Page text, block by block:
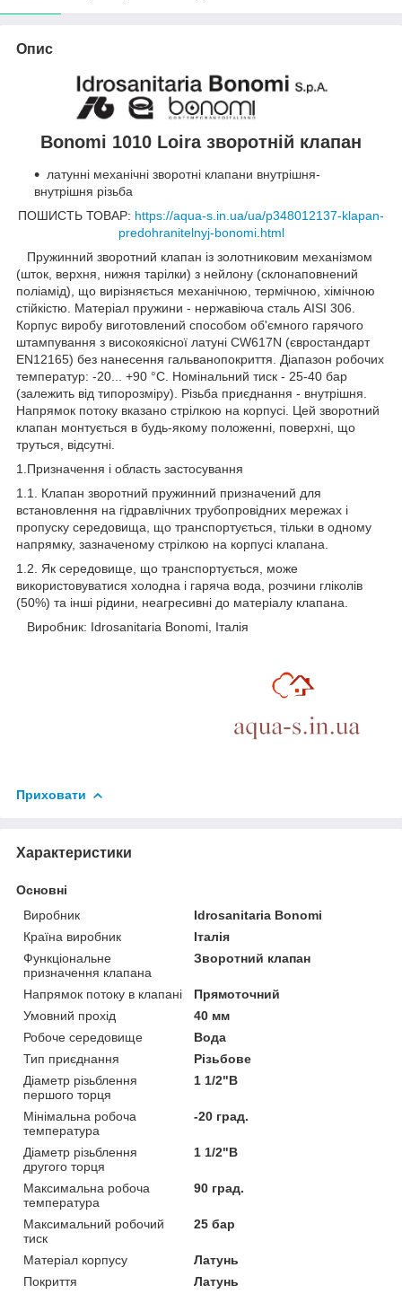
Опис
Bonomi 1010 Loira зворотній клапан
латунні механічні зворотні клапани внутрішня-
внутрішня різьба
ПОШИСТЬ ТОВАР: https://aqua-s.in.ua/ua/p348012137-klapan-
predohranitelnyj-bonomi.html
Пружинний зворотний клапан із золотниковим механізмом
(шток, верхня, нижня тарілки) з нейлону (склонаповнений
поліамід), що вирізняється механічною, термічною, хімічною
стійкістю. Матеріал пружини - нержавіюча сталь AISI 306.
Корпус виробу виготовлений способом об'ємного гарячого
штампування з високоякісної латуні CW617N (євростандарт
EN12165) без нанесення гальванопокриття. Діапазон робочих
температур: -20... +90 °С. Номінальний тиск - 25-40 бар
(залежить від типорозміру). Різьба приєднання - внутрішня.
Напрямок потоку вказано стрілкою на корпусі. Цей зворотний
клапан монтується в будь-якому положенні, поверхні, що
труться, відсутні.
1.Призначення і область застосування
1.1. Клапан зворотний пружинний призначений для
встановлення на гідравлічних трубопровідних мережах і
пропуску середовища, що транспортується, тільки в одному
напрямку, зазначеному стрілкою на корпусі клапана.
1.2. Як середовище, що транспортується, може
використовуватися холодна і гаряча вода, розчини гліколів
(50%) та інші рідини, неагресивні до матеріалу клапана.
Виробник: Idrosanitaria Bonomi, Італія
Приховати
Характеристики
Основні
Виробник
Idrosanitaria Bonomi
Країна виробник
Італія
Функціональне
призначення клапана
Зворотний клапан
Напрямок потоку в клапані
Прямоточний
Умовний прохід
40 мм
Робоче середовище
Вода
Тип приєднання
Різьбове
Діаметр різьблення
першого торця
1 1/2"В
Мінімальна робоча
температура
-20 град.
Діаметр різьблення
другого торця
1 1/2"В
Максимальна робоча
температура
90 град.
Максимальний робочий
тиск
25 бар
Матеріал корпусу
Латунь
Покриття
Латунь